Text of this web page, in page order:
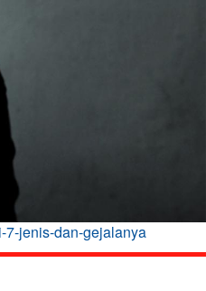
7-jenis-dan-gejalanya